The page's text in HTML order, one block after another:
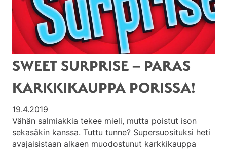
SWEET SURPRISE – PARAS
KARKKIKAUPPA PORISSA!
19.4.2019
Vähän salmiakkia tekee mieli, mutta poistut ison
sekasäkin kanssa. Tuttu tunne? Supersuosituksi heti
avajaisistaan alkaen muodostunut karkkikauppa